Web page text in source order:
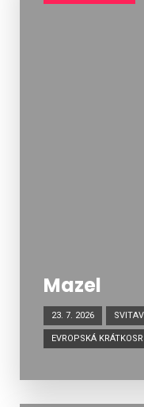
Mazel
23. 7. 2026
EVROPSKÁ